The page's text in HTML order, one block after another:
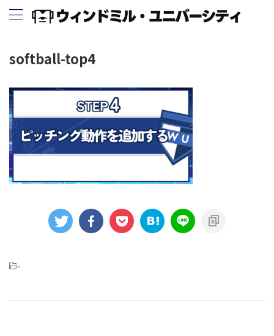
softball-top4
-